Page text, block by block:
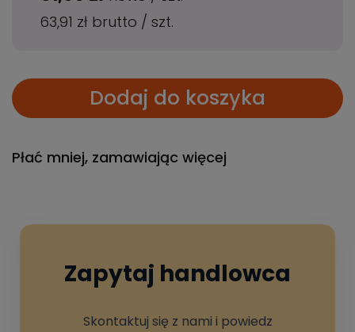
63,91 zł brutto / szt.
Dodaj do koszyka
Płać mniej, zamawiając więcej
Zapytaj handlowca
Skontaktuj się z nami i powiedz